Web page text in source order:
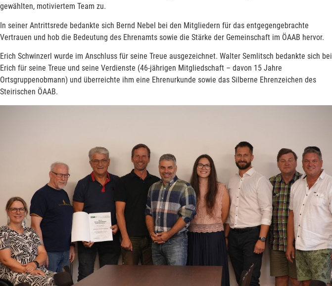
gewählten, motiviertem Team zu.
In seiner Antrittsrede bedankte sich Bernd Nebel bei den Mitgliedern für das entgegengebrachte
Vertrauen und hob die Bedeutung des Ehrenamts sowie die Stärke der Gemeinschaft im ÖAAB hervor.
Erich Schwinzerl wurde im Anschluss für seine Treue ausgezeichnet. Walter Semlitsch bedankte sich bei
Erich für seine Treue und seine Verdienste (46-jährigen Mitgliedschaft – davon 15 Jahre
Ortsgruppenobmann) und überreichte ihm eine Ehrenurkunde sowie das Silberne Ehrenzeichen des
Steirischen ÖAAB.